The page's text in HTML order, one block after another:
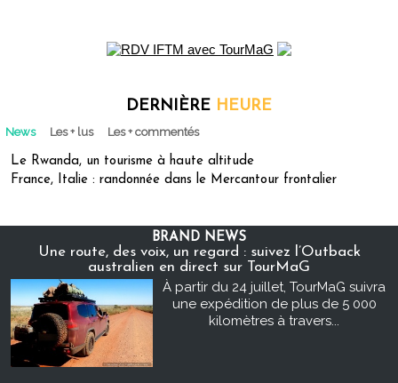
DERNIÈRE HEURE
News Les + lus Les + commentés
Le Rwanda, un tourisme à haute altitude
France, Italie : randonnée dans le Mercantour frontalier
BRAND NEWS
Une route, des voix, un regard : suivez l’Outback
australien en direct sur TourMaG
À partir du 24 juillet, TourMaG suivra
une expédition de plus de 5 000
kilomètres à travers...